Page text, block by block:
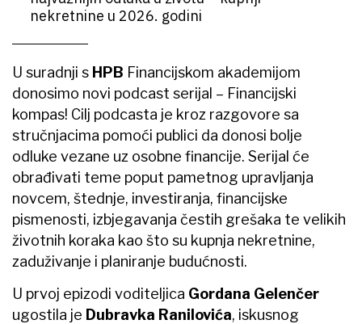
nekretnine u 2026. godini
U suradnji s HPB Financijskom akademijom
donosimo novi podcast serijal – Financijski
kompas! Cilj podcasta je kroz razgovore sa
stručnjacima pomoći publici da donosi bolje
odluke vezane uz osobne financije. Serijal će
obrađivati teme poput pametnog upravljanja
novcem, štednje, investiranja, financijske
pismenosti, izbjegavanja čestih grešaka te velikih
životnih koraka kao što su kupnja nekretnine,
zaduživanje i planiranje budućnosti.
U prvoj epizodi voditeljica Gordana Gelenčer
ugostila je Dubravka Ranilovića, iskusnog